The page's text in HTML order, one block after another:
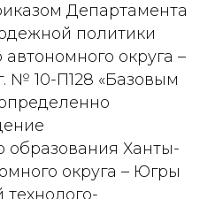
Департамента
политики
округа –
№ 10-П128 «Базовым
образования Ханты-
округа – Югры